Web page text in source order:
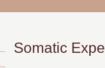
Somatic